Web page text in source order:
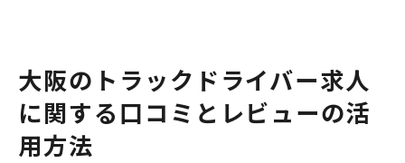
大阪のトラックドライバー求人
に関する口コミとレビューの活
用方法